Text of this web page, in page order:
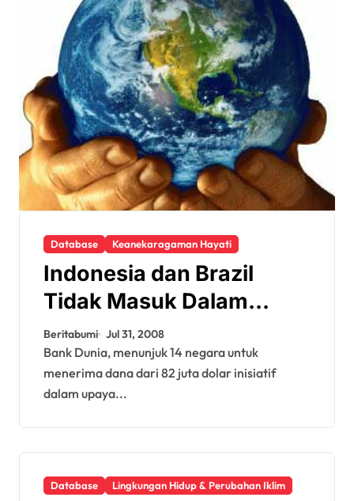
Database Keanekaragaman Hayati
Indonesia dan Brazil
Tidak Masuk Dalam
Rencana Program Hutan
Global
Beritabumi Jul 31, 2008
Bank Dunia, menunjuk 14 negara untuk
menerima dana dari 82 juta dolar inisiatif
dalam upaya...
Database Lingkungan Hidup & Perubahan Iklim